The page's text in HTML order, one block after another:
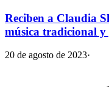
Reciben a Claudia
música tradicional y
20 de agosto de 2023·